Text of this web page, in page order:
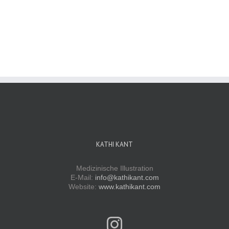
KATHI KANT
Medizinische Illustration
E-Mail: info@kathikant.com
Website: www.kathikant.com